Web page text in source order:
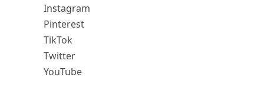
Instagram
Pinterest
TikTok
Twitter
YouTube